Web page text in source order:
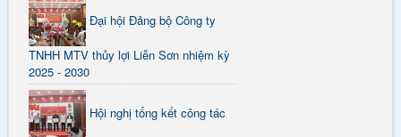
Đại hội Đảng bộ Công ty
TNHH MTV thủy lợi Liễn Sơn nhiệm kỳ
2025 - 2030
Hội nghị tổng kết công tác